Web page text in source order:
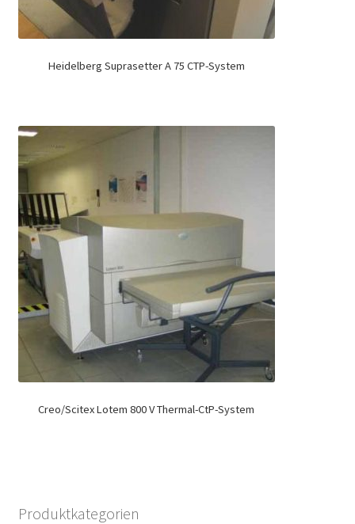
Heidelberg Suprasetter A 75 CTP-System
Creo/Scitex Lotem 800 V Thermal-CtP-System
Produktkategorien